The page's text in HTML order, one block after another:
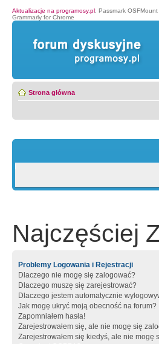
Aktualizacje na programosy.pl: Passmark OSFMount
Grammarly for Chrome
Strona główna
Najczęściej
Problemy Logowania i Rejestracji
Dlaczego nie mogę się zalogować?
Dlaczego muszę się zarejestrować?
Dlaczego jestem automatycznie
Jak mogę ukryć moją obecność na forum?
Zapomniałem hasła!
Zarejestrowałem się, ale nie mogę się
Zarejestrowałem się kiedyś, ale nie mogę